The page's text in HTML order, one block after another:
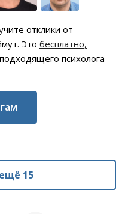
отклики от
Это бесплатно,
психолога
15